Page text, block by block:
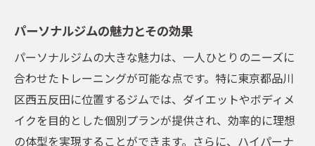
ダイエット成功の鍵はパーソナルジムでの個別
プランにあり
なぜ個別プランがダイエットに効果的なの
か
パーソナルジムでの食事管理の方法
パーソナルジムの魅力とその効果
パーソナルジムの大きな魅力は、一人ひとりのニーズに
合わせたトレーニングが可能な点です。特に東京都品川
区西五反田に位置するジムでは、ダイエットやボディメ
イクを目的とした個別プランが提供され、効率的に理想
の体型を実現することができます。さらに、ハイパーナ